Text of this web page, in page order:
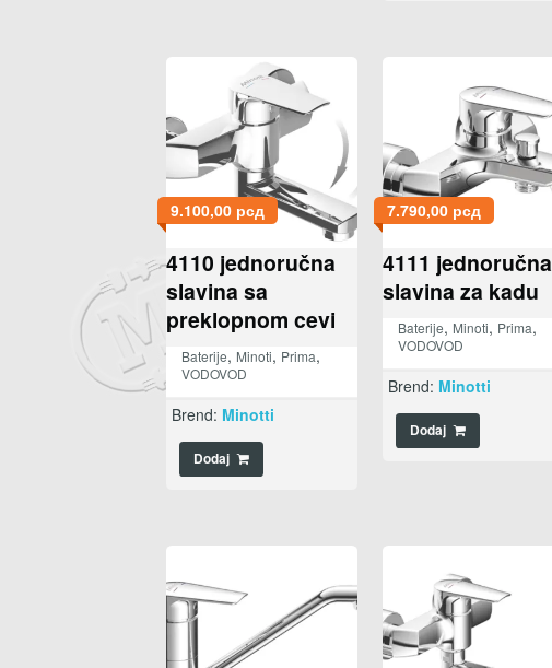
9.100,00 рсд
4110 jednoručna
slavina sa
preklopnom cevi
Baterije, Minoti, Prima,
VODOVOD
Brend: Minotti
Dodaj
7.790,00 рсд
4111 jednoručna
slavina za kadu
Baterije, Minoti, Prima,
VODOVOD
Brend: Minotti
Dodaj